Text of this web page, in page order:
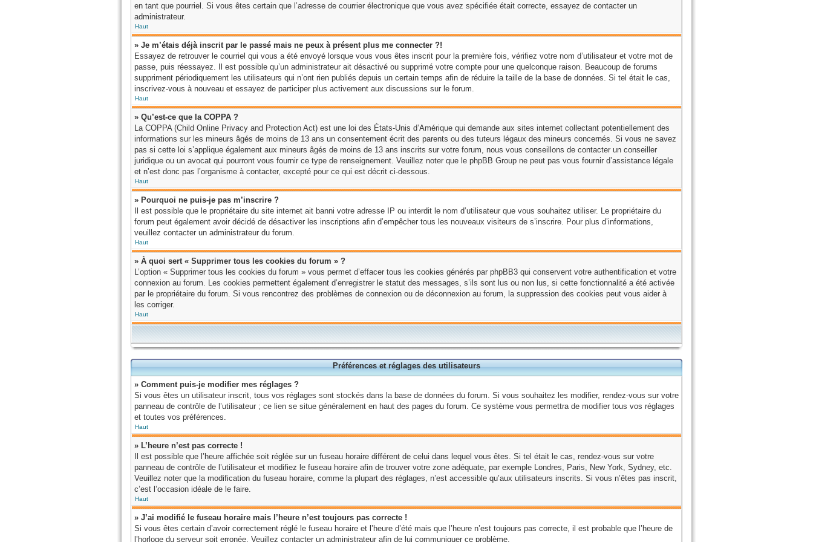
en tant que pourriel. Si vous êtes certain que l’adresse de courrier électronique que vous avez spécifiée était correcte, essayez de contacter un
administrateur.
Haut
» Je m’étais déjà inscrit par le passé mais ne peux à présent plus me connecter ?!
Essayez de retrouver le courriel qui vous a été envoyé lorsque vous vous êtes inscrit pour la première fois, vérifiez votre nom d’utilisateur et votre mot de
passe, puis réessayez. Il est possible qu’un administrateur ait désactivé ou supprimé votre compte pour une quelconque raison. Beaucoup de forums
suppriment périodiquement les utilisateurs qui n’ont rien publiés depuis un certain temps afin de réduire la taille de la base de données. Si tel était le cas,
inscrivez-vous à nouveau et essayez de participer plus activement aux discussions sur le forum.
Haut
» Qu’est-ce que la COPPA ?
La COPPA (Child Online Privacy and Protection Act) est une loi des États-Unis d’Amérique qui demande aux sites internet collectant potentiellement des
informations sur les mineurs âgés de moins de 13 ans un consentement écrit des parents ou des tuteurs légaux des mineurs concernés. Si vous ne savez
pas si cette loi s’applique également aux mineurs âgés de moins de 13 ans inscrits sur votre forum, nous vous conseillons de contacter un conseiller
juridique ou un avocat qui pourront vous fournir ce type de renseignement. Veuillez noter que le phpBB Group ne peut pas vous fournir d’assistance légale
et n’est donc pas l’organisme à contacter, excepté pour ce qui est décrit ci-dessous.
Haut
» Pourquoi ne puis-je pas m’inscrire ?
Il est possible que le propriétaire du site internet ait banni votre adresse IP ou interdit le nom d’utilisateur que vous souhaitez utiliser. Le propriétaire du
forum peut également avoir décidé de désactiver les inscriptions afin d’empêcher tous les nouveaux visiteurs de s’inscrire. Pour plus d’informations,
veuillez contacter un administrateur du forum.
Haut
» À quoi sert « Supprimer tous les cookies du forum » ?
L’option « Supprimer tous les cookies du forum » vous permet d’effacer tous les cookies générés par phpBB3 qui conservent votre authentification et votre
connexion au forum. Les cookies permettent également d’enregistrer le statut des messages, s’ils sont lus ou non lus, si cette fonctionnalité a été activée
par le propriétaire du forum. Si vous rencontrez des problèmes de connexion ou de déconnexion au forum, la suppression des cookies peut vous aider à
les corriger.
Haut
Préférences et réglages des utilisateurs
» Comment puis-je modifier mes réglages ?
Si vous êtes un utilisateur inscrit, tous vos réglages sont stockés dans la base de données du forum. Si vous souhaitez les modifier, rendez-vous sur votre
panneau de contrôle de l’utilisateur ; ce lien se situe généralement en haut des pages du forum. Ce système vous permettra de modifier tous vos réglages
et toutes vos préférences.
Haut
» L’heure n’est pas correcte !
Il est possible que l’heure affichée soit réglée sur un fuseau horaire différent de celui dans lequel vous êtes. Si tel était le cas, rendez-vous sur votre
panneau de contrôle de l’utilisateur et modifiez le fuseau horaire afin de trouver votre zone adéquate, par exemple Londres, Paris, New York, Sydney, etc.
Veuillez noter que la modification du fuseau horaire, comme la plupart des réglages, n’est accessible qu’aux utilisateurs inscrits. Si vous n’êtes pas inscrit,
c’est l’occasion idéale de le faire.
Haut
» J’ai modifié le fuseau horaire mais l’heure n’est toujours pas correcte !
Si vous êtes certain d’avoir correctement réglé le fuseau horaire et l’heure d’été mais que l’heure n’est toujours pas correcte, il est probable que l’heure de
l’horloge du serveur soit erronée. Veuillez contacter un administrateur afin de lui communiquer ce problème.